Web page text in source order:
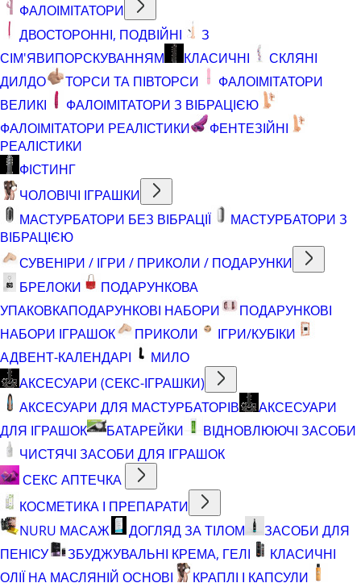
ФАЛОІМІТАТОРИ
ДВОСТОРОННІ, ПОДВІЙНІ
З
СІМ'ЯВИПОРСКУВАННЯМ
КЛАСИЧНІ
СКЛЯНІ
ДИЛДО
ТОРСИ ТА ПІВТОРСИ
ФАЛОІМІТАТОРИ
ВЕЛИКІ
ФАЛОІМІТАТОРИ З ВІБРАЦІЄЮ
ФАЛОІМІТАТОРИ РЕАЛІСТИКИ
ФЕНТЕЗІЙНІ
РЕАЛІСТИКИ
ФІСТИНГ
ЧОЛОВІЧІ ІГРАШКИ
МАСТУРБАТОРИ БЕЗ ВІБРАЦІЇ
МАСТУРБАТОРИ З
ВІБРАЦІЄЮ
СУВЕНІРИ / ІГРИ / ПРИКОЛИ / ПОДАРУНКИ
БРЕЛОКИ
ПОДАРУНКОВА
УПАКОВКАПОДАРУНКОВІ НАБОРИ
ПОДАРУНКОВІ
НАБОРИ ІГРАШОК
ПРИКОЛИ
ІГРИ/КУБІКИ
АДВЕНТ-КАЛЕНДАРІ
МИЛО
АКСЕСУАРИ (СЕКС-ІГРАШКИ)
АКСЕСУАРИ ДЛЯ МАСТУРБАТОРІВ
АКСЕСУАРИ
ДЛЯ ІГРАШОК
БАТАРЕЙКИ
ВІДНОВЛЮЮЧІ ЗАСОБИ
ЧИСТЯЧІ ЗАСОБИ ДЛЯ ІГРАШОК
СЕКС АПТЕЧКА
КОСМЕТИКА І ПРЕПАРАТИ
NURU МАСАЖ
ДОГЛЯД ЗА ТІЛОМ
ЗАСОБИ ДЛЯ
ПЕНІСУ
ЗБУДЖУВАЛЬНІ КРЕМА, ГЕЛІ
КЛАСИЧНІ
ОЛІЇ НА МАСЛЯНІЙ ОСНОВІ
КРАПЛІ І КАПСУЛИ